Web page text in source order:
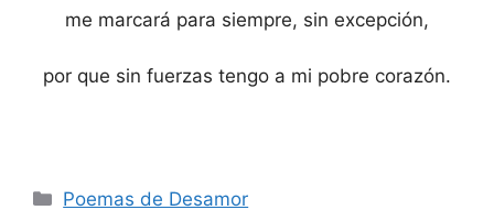
me marcará para siempre, sin excepción,
por que sin fuerzas tengo a mi pobre corazón.
Categories
Poemas de Desamor